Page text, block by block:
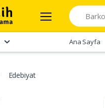
Search
Ana Sayfa
Edebiyat